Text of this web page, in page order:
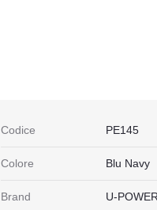
Codice PE145
Colore Blu Navy
Brand U-